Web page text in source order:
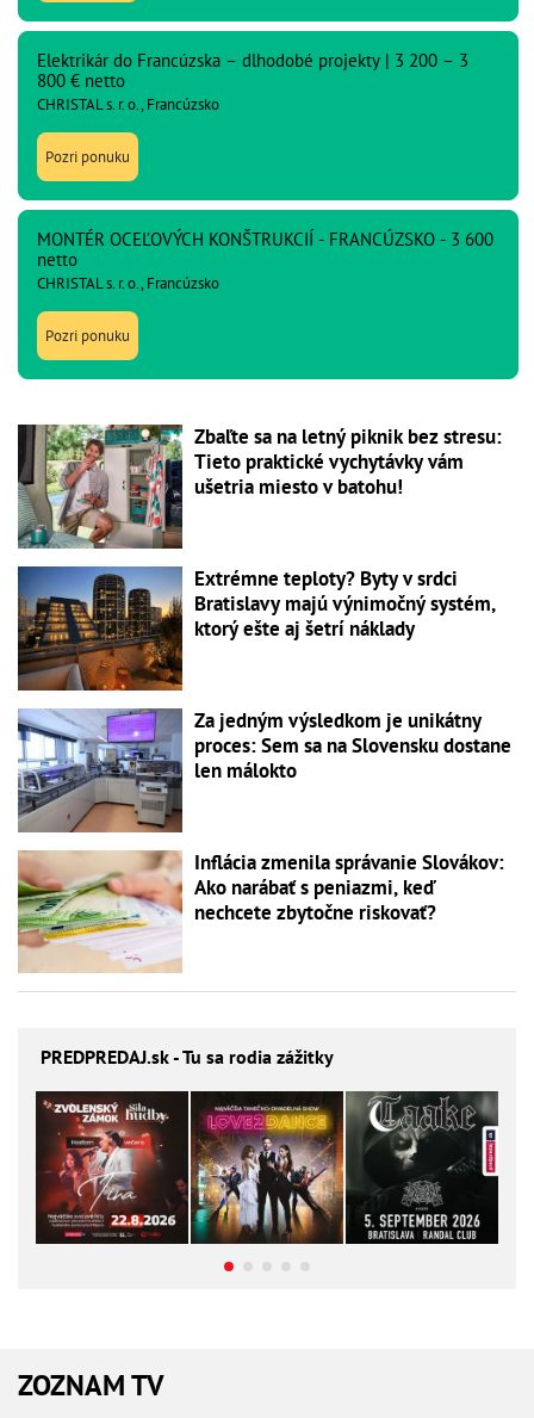
Elektrikár do Francúzska – dlhodobé projekty | 3 200 – 3
800 € netto
CHRISTAL s. r. o., Francúzsko
Pozri ponuku
MONTÉR OCEĽOVÝCH KONŠTRUKCIÍ - FRANCÚZSKO - 3 600
netto
CHRISTAL s. r. o., Francúzsko
Pozri ponuku
Zbaľte sa na letný piknik bez stresu:
Tieto praktické vychytávky vám
ušetria miesto v batohu!
Extrémne teploty? Byty v srdci
Bratislavy majú výnimočný systém,
ktorý ešte aj šetrí náklady
Za jedným výsledkom je unikátny
proces: Sem sa na Slovensku dostane
len málokto
Inflácia zmenila správanie Slovákov:
Ako narábať s peniazmi, keď
nechcete zbytočne riskovať?
PREDPREDAJ.sk - Tu sa rodia zážitky
ZOZNAM TV